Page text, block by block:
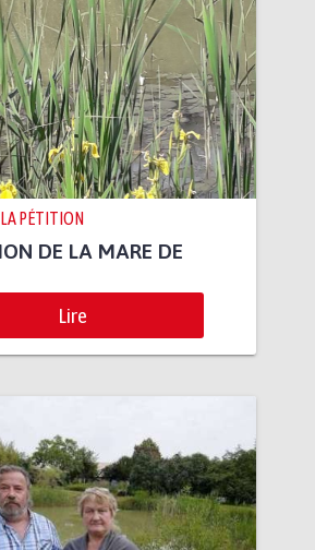
LA PÉTITION
DE LA MARE DE
Lire